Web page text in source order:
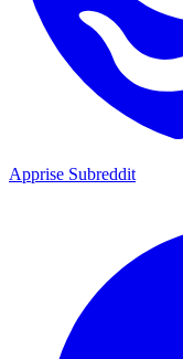
Apprise Subreddit